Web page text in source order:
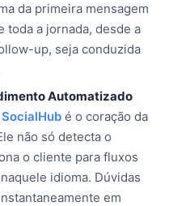
da primeira mensagem
toda a jornada, desde a
up, seja conduzida
Automatizado
é o coração da
não só detecta o
o cliente para fluxos
idioma. Dúvidas
em